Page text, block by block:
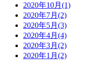
2020年10月(1)
2020年7月(2)
2020年5月(3)
2020年4月(4)
2020年3月(2)
2020年1月(2)